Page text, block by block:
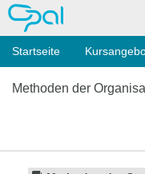
OPAL
Startseite
Methoden der